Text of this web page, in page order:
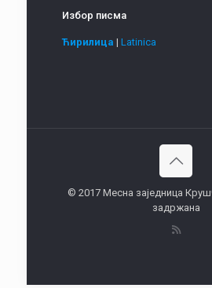
Избор писма
Ћирилица | Latinica
© 2017 Месна заједница
задржана